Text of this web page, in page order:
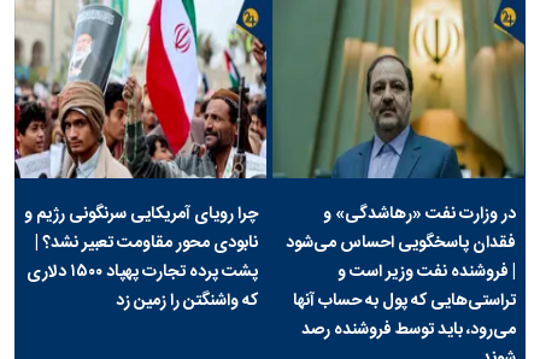
در وزارت نفت «رهاشدگی» و
فقدان پاسخگویی احساس می‌شود
| فروشنده نفت وزیر است و
تراستی‌هایی که پول به حساب آنها
می‌رود، باید توسط فروشنده رصد
چرا رویای آمریکایی سرنگونی رژیم و
نابودی محور مقاومت تعبیر نشد؟ |
پشت پرده تجارت پهپاد‌ ۱۵۰۰ دلاری
که واشنگتن را زمین زد